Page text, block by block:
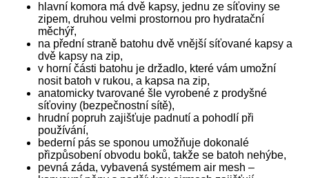
hlavní komora má dvě kapsy, jednu ze síťoviny se
zipem, druhou velmi prostornou pro hydratační
měchýř,
na přední straně batohu dvě vnější síťované kapsy a
dvě kapsy na zip,
v horní části batohu je držadlo, které vám umožní
nosit batoh v rukou, a kapsa na zip,
anatomicky tvarované šle vyrobené z prodyšné
síťoviny (bezpečnostní sítě),
hrudní popruh zajišťuje padnutí a pohodlí při
používání,
bederní pás se sponou umožňuje dokonalé
přizpůsobení obvodu boků, takže se batoh nehýbe,
pevná záda, vybavená systémem air mesh –